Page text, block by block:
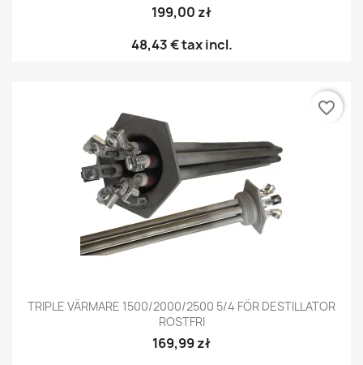
199,00 zł
48,43 €tax incl.
TRIPLE VÄRMARE 1500/2000/2500 5/4 FÖR DESTILLATOR
ROSTFRI
169,99 zł
favorite_border